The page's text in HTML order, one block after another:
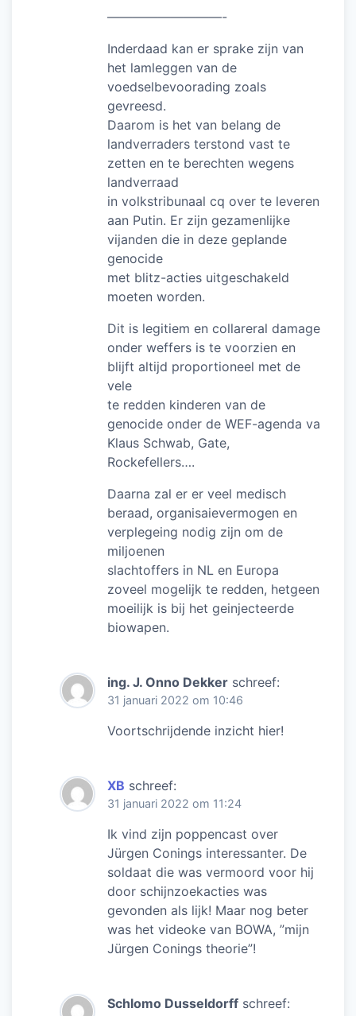
—————————-
Inderdaad kan er sprake zijn van
het lamleggen van de
voedselbevoorading zoals
gevreesd.
Daarom is het van belang de
landverraders terstond vast te
zetten en te berechten wegens
landverraad
in volkstribunaal cq over te leveren
aan Putin. Er zijn gezamenlijke
vijanden die in deze geplande
genocide
met blitz-acties uitgeschakeld
moeten worden.
Dit is legitiem en collareral damage
onder weffers is te voorzien en
blijft altijd proportioneel met de
vele
te redden kinderen van de
genocide onder de WEF-agenda va
Klaus Schwab, Gate,
Rockefellers….
Daarna zal er er veel medisch
beraad, organisaievermogen en
verplegeing nodig zijn om de
miljoenen
slachtoffers in NL en Europa
zoveel mogelijk te redden, hetgeen
moeilijk is bij het geinjecteerde
biowapen.
ing. J. Onno Dekker schreef:
31 januari 2022 om 10:46
Voortschrijdende inzicht hier!
XB schreef:
31 januari 2022 om 11:24
Ik vind zijn poppencast over
Jürgen Conings interessanter. De
soldaat die was vermoord voor hij
door schijnzoekacties was
gevonden als lijk! Maar nog beter
was het videoke van BOWA, ”mijn
Jürgen Conings theorie”!
Schlomo Dusseldorff schreef: